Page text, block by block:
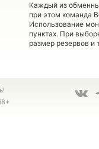
Каждый из
при этом команда
Использование
пунктах. При
размер резервов и